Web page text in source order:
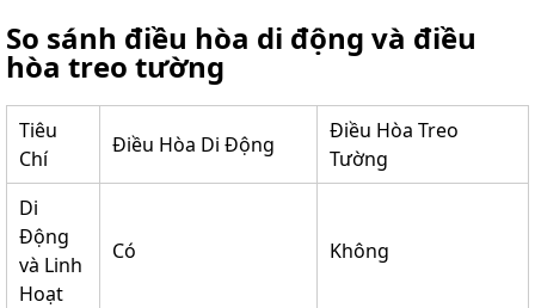
So sánh điều hòa di động và điều
hòa treo tường
Tiêu
Chí
Điều Hòa Di Động
Điều Hòa Treo
Tường
Di
Động
và Linh
Hoạt
Có Không